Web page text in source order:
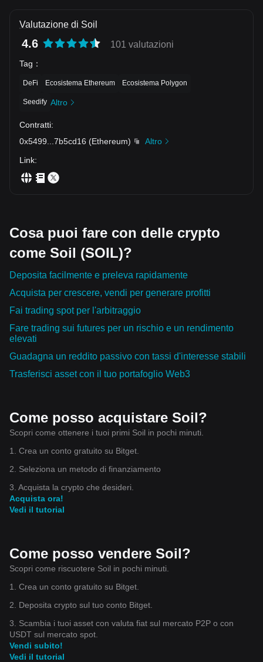
Valutazione di Soil
4.6 101 valutazioni
Tag ：
DeFi Ecosistema Ethereum Ecosistema Polygon
Seedify Altro
Contratti:
0x5499
7b5cd16 (Ethereum)
Altro
Link:
Cosa puoi fare con delle crypto
come Soil (SOIL)?
Deposita facilmente e preleva rapidamente
Acquista per crescere, vendi per generare profitti
Fai trading spot per l'arbitraggio
Fare trading sui futures per un rischio e un rendimento
elevati
Guadagna un reddito passivo con tassi d'interesse stabili
Trasferisci asset con il tuo portafoglio Web3
Come posso acquistare Soil?
Scopri come ottenere i tuoi primi Soil in pochi minuti.
1. Crea un conto gratuito su Bitget.
2. Seleziona un metodo di finanziamento
3. Acquista la crypto che desideri.
Acquista ora!
Vedi il tutorial
Come posso vendere Soil?
Scopri come riscuotere Soil in pochi minuti.
1. Crea un conto gratuito su Bitget.
2. Deposita crypto sul tuo conto Bitget.
3. Scambia i tuoi asset con valuta fiat sul mercato P2P o con
USDT sul mercato spot.
Vendi subito!
Vedi il tutorial